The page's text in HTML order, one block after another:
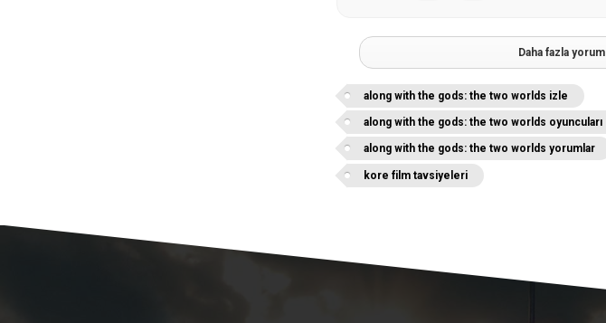
Daha fazla yorum
along with the gods: the two worlds izle
along with the gods: the two worlds oyuncuları
along with the gods: the two worlds yorumlar
kore film tavsiyeleri